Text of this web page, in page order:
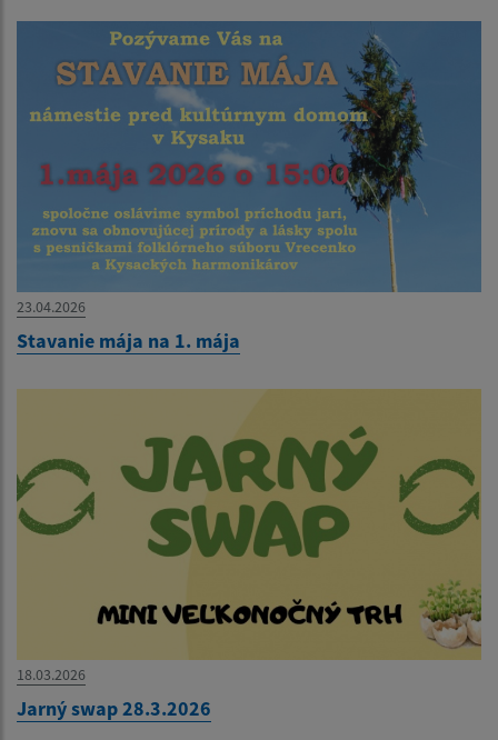
23.04.2026
Stavanie mája na 1. mája
18.03.2026
Jarný swap 28.3.2026